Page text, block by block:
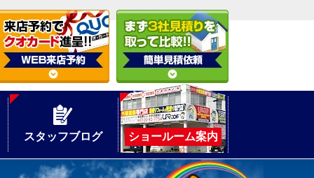
スタッフブログ ショールーム案内